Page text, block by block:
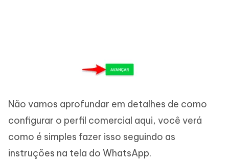
Não vamos aprofundar em detalhes de como
configurar o perfil comercial aqui, você verá
como é simples fazer isso seguindo as
instruções na tela do WhatsApp.